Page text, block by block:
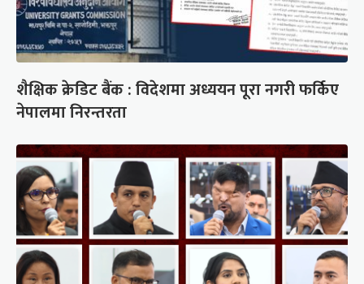
शैक्षिक क्रेडिट बैंक : विदेशमा अध्ययन पूरा नगरी फर्किए
नेपालमा निरन्तरता